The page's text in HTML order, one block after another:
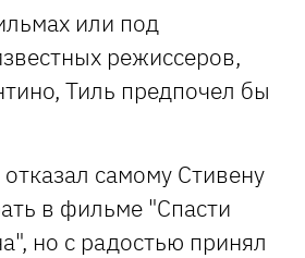
или под
режиссеров,
Тиль предпочел бы
самому Стивену
в фильме "Спасти
но с радостью принял